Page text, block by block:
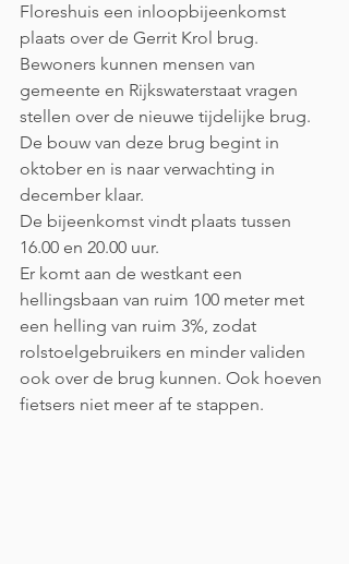
Floreshuis een inloopbijeenkomst
plaats over de Gerrit Krol brug.
Bewoners kunnen mensen van
gemeente en Rijkswaterstaat vragen
stellen over de nieuwe tijdelijke brug.
De bouw van deze brug begint in
oktober en is naar verwachting in
december klaar.
De bijeenkomst vindt plaats tussen
16.00 en 20.00 uur.
Er komt aan de westkant een
hellingsbaan van ruim 100 meter met
een helling van ruim 3%, zodat
rolstoelgebruikers en minder validen
ook over de brug kunnen. Ook hoeven
fietsers niet meer af te stappen.